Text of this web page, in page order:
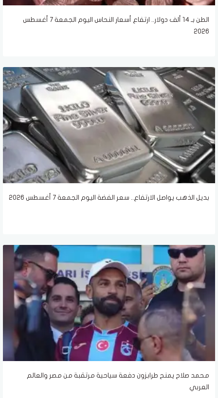
الطن بـ 14 ألف دولار.. ارتفاع أسعار النحاس اليوم الجمعة 7 أغسطس
2026
بديل الذهب يواصل الارتفاع.. سعر الفضة اليوم الجمعة 7 أغسطس 2026
محمد صلاح يمنح طرابزون دفعة سياحية مرتقبة من مصر والعالم
العربي